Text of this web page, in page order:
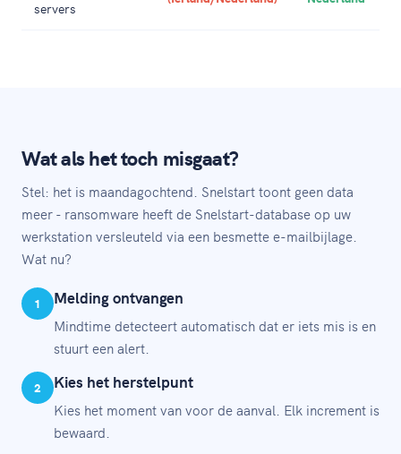
servers
Wat als het toch misgaat?
Stel: het is maandagochtend. Snelstart toont geen data
meer - ransomware heeft de Snelstart-database op uw
werkstation versleuteld via een besmette e-mailbijlage.
Wat nu?
1 Melding ontvangen
Mindtime detecteert automatisch dat er iets mis is en
stuurt een alert.
2 Kies het herstelpunt
Kies het moment van voor de aanval. Elk increment is
bewaard.